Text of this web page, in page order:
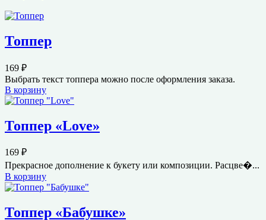
Топпер
169 ₽
Выбрать текст топпера можно после оформления заказа.
В корзину
Топпер «Love»
169 ₽
Прекрасное дополнение к букету или композиции. Расцве�...
В корзину
Топпер «Бабушке»